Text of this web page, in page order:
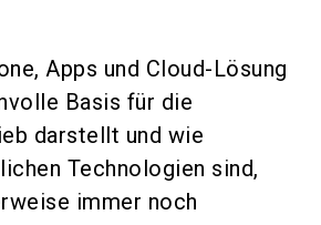
Apps und Cloud-Lösung
Basis für die
darstellt und wie
Technologien sind,
immer noch